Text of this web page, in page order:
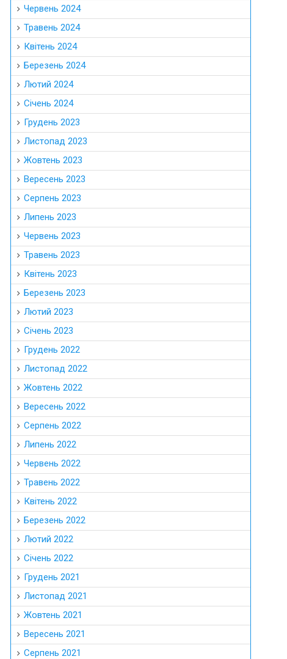
Червень 2024
Травень 2024
Квітень 2024
Березень 2024
Лютий 2024
Січень 2024
Грудень 2023
Листопад 2023
Жовтень 2023
Вересень 2023
Серпень 2023
Липень 2023
Червень 2023
Травень 2023
Квітень 2023
Березень 2023
Лютий 2023
Січень 2023
Грудень 2022
Листопад 2022
Жовтень 2022
Вересень 2022
Серпень 2022
Липень 2022
Червень 2022
Травень 2022
Квітень 2022
Березень 2022
Лютий 2022
Січень 2022
Грудень 2021
Листопад 2021
Жовтень 2021
Вересень 2021
Серпень 2021